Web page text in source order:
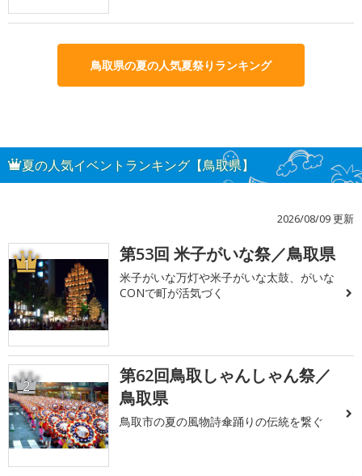
鳥取県の夏の人気夏祭りランキング
夏の人気イベントランキング【鳥取県】
2026/08/09 更新
1 第53回 米子がいな祭／鳥取県
米子がいな万灯や米子がいな太鼓、がいな
CONで町が活気づく
2
第62回鳥取しゃんしゃん祭／
鳥取県
鳥取市の夏の風物詩傘踊りの伝統を繋ぐ